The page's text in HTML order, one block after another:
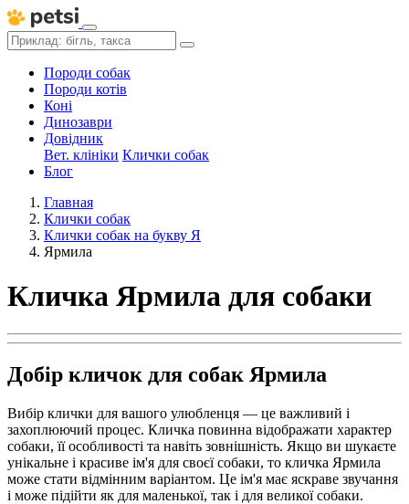
Породи собак
Породи котів
Коні
Динозаври
Довідник
Вет. клініки Клички собак
Блог
Главная
Клички собак
Клички собак на букву Я
Ярмила
Кличка Ярмила для собаки
Добір кличок для собак Ярмила
Вибір клички для вашого улюбленця — це важливий і
захоплюючий процес. Кличка повинна відображати характер
собаки, її особливості та навіть зовнішність. Якщо ви шукаєте
унікальне і красиве ім'я для своєї собаки, то кличка Ярмила
може стати відмінним варіантом. Це ім'я має яскраве звучання
і може підійти як для маленької, так і для великої собаки.